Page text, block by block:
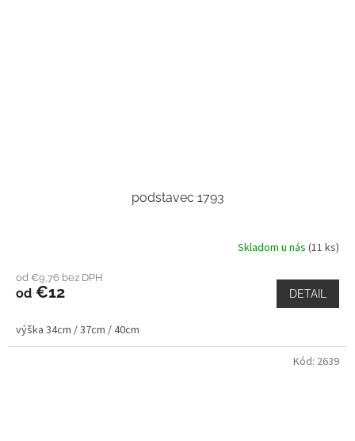
podstavec 1793
Skladom u nás (11 ks)
od €9,76 bez DPH
od €12 DETAIL
výška 34cm / 37cm / 40cm
Kód: 2639